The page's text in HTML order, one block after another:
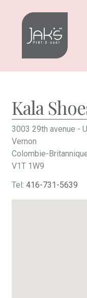
Aller
navigation
Aller
contenu
Kala
3003 29th avenue -
Vernon
Colombie-
V1T 1W9
Tel: 416-731-5639